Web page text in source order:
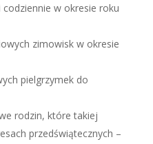
w okresie roku
zimowisk w okresie
pielgrzymek do
rodzin, które takiej
przedświątecznych –